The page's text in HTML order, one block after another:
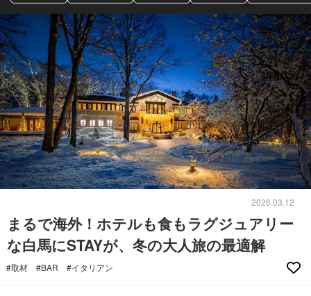
2026.03.12
まるで海外！ホテルも食もラグジュアリー
な白馬にSTAYが、冬の大人旅の最適解
#取材 #BAR #イタリアン